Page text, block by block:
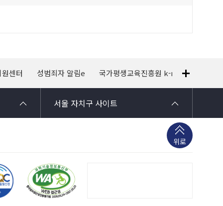
센터 성범죄자 알림e 국가평생교육진흥원 k-mooc
서울 자치구 사이트
위로